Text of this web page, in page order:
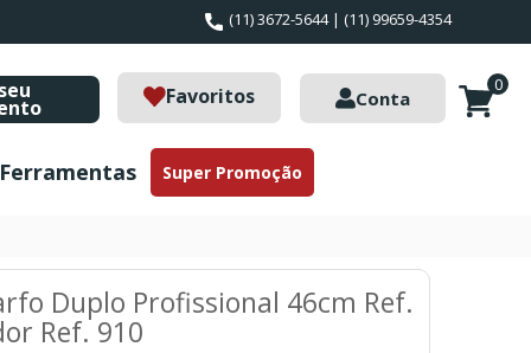
(11) 3672-5644 | (11) 99659-4354
Favoritos Conta
0
Ferramentas Super Promoção
Duplo Profissional 46cm Ref.
Ref. 910